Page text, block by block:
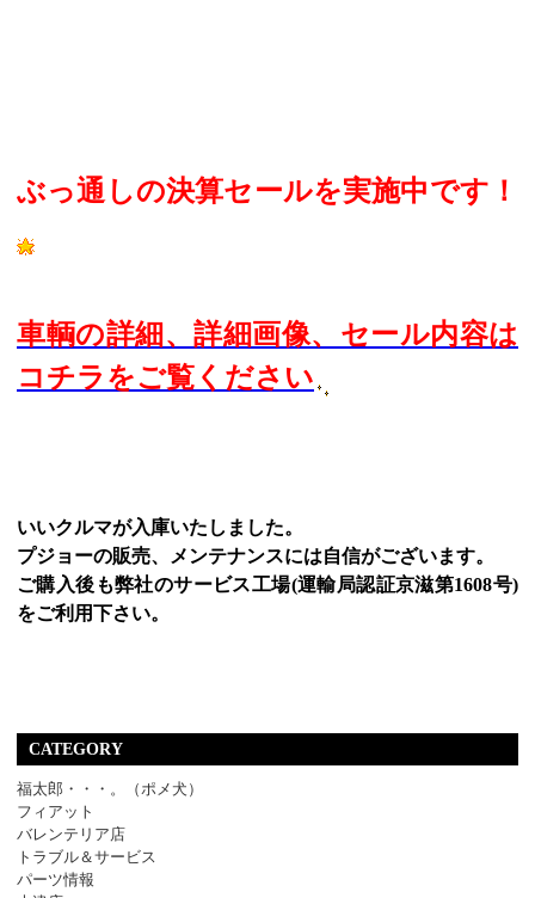
ぶっ通しの決算セールを実施中です！
車輌の詳細、詳細画像、セール内容は
コチラをご覧ください
いいクルマが入庫いたしました。
プジョーの販売、メンテナンスには自信がございます。
ご購入後も弊社のサービス工場(運輸局認証京滋第1608号)
をご利用下さい。
CATEGORY
福太郎・・・。（ポメ犬）
フィアット
バレンテリア店
トラブル＆サービス
パーツ情報